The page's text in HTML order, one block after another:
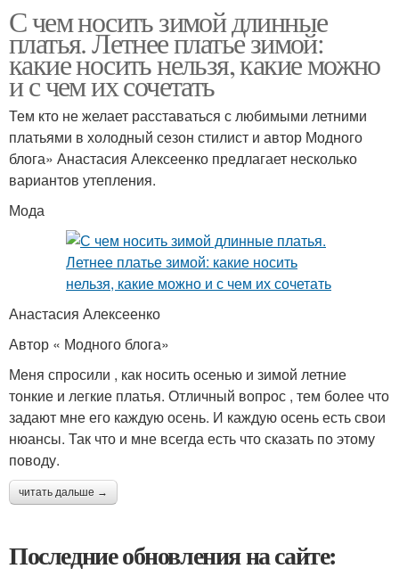
С чем носить зимой длинные
платья. Летнее платье зимой:
какие носить нельзя, какие можно
и с чем их сочетать
Тем кто не желает расставаться с любимыми летними
платьями в холодный сезон стилист и автор Модного
блога» Анастасия Алексеенко предлагает несколько
вариантов утепления.
Мода
Анастасия Алексеенко
Автор « Модного блога»
Меня спросили , как носить осенью и зимой летние
тонкие и легкие платья. Отличный вопрос , тем более что
задают мне его каждую осень. И каждую осень есть свои
нюансы. Так что и мне всегда есть что сказать по этому
поводу.
читать дальше →
Последние обновления на сайте: